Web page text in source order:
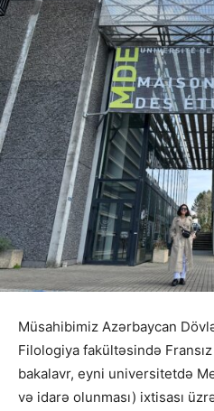
Müsahibimiz Azərbaycan
Filologiya fakültəsində
bakalavr, eyni universitetdə
və idarə olunması) ixtisası